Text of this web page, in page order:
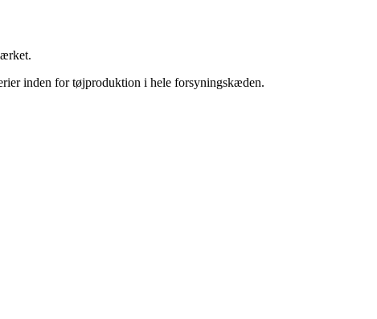
inden for tøjproduktion i hele forsyningskæden.